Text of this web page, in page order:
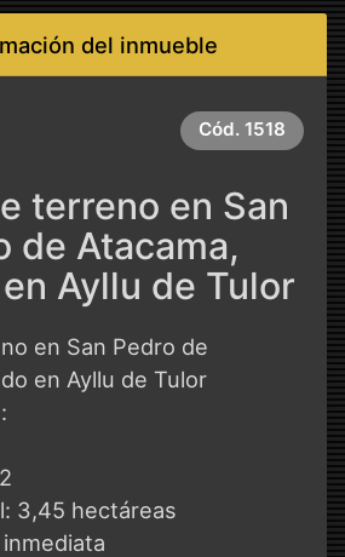
del inmueble
Cód. 1518
terreno en San
de Atacama,
Ayllu de Tulor
en San Pedro de
en Ayllu de Tulor
3,45 hectáreas